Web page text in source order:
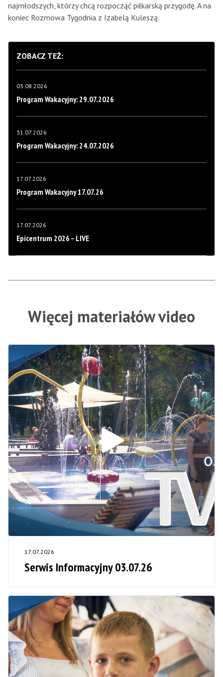
najmłodszych, którzy chcą rozpocząć piłkarską przygodę. A na
koniec Rozmowa Tygodnia z Izabelą Kuleszą.
ZOBACZ TEŻ:
03.08.2026
Program Wakacyjny: 29.07.2026
31.07.2026
Program Wakacyjny: 24.07.2026
17.07.2026
Program Wakacyjny 17.07.26
17.07.2026
Epicentrum 2026 – LIVE
Więcej materiałów video
17.07.2026
Serwis Informacyjny 03.07.26